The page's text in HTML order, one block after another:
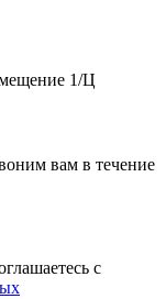
1/Ц
вам в течение
с